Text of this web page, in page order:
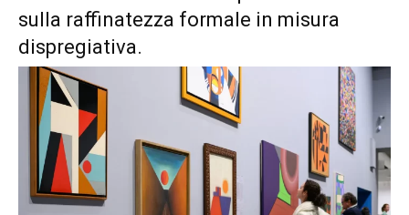
sulla raffinatezza formale in misura
dispregiativa.